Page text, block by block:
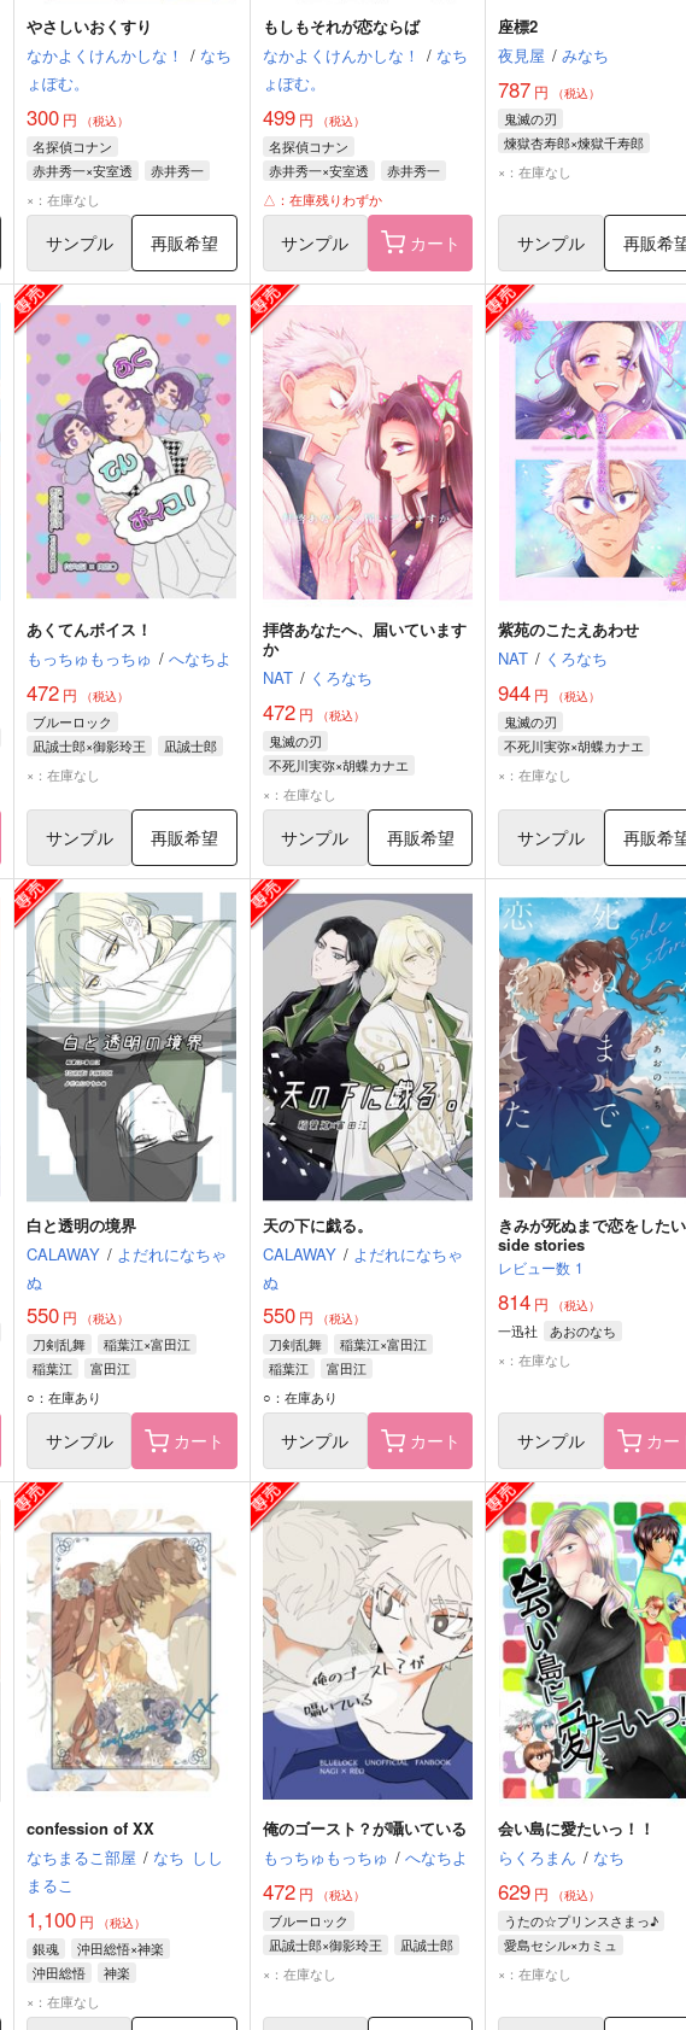
やさしいおくすり
なかよくけんかしな！ / なち
ょぽむ。
300円 （税込）
名探偵コナン
赤井秀一×安室透
赤井秀一
安室透
×：在庫なし
サンプル 再販希望
もしもそれが恋ならば
なかよくけんかしな！ / なち
ょぽむ。
499円 （税込）
名探偵コナン
赤井秀一×安室透
赤井秀一
安室透
△：在庫残りわずか
サンプル カート
座標2
夜見屋 / みなち
787 円 （税込）
鬼滅の刃
煉獄杏寿郎×煉獄千寿郎
煉獄杏寿郎
×：在庫なし
サンプル 再販希
あくてんボイス！
もっちゅもっちゅ / へなちよ
472円 （税込）
ブルーロック
凪誠士郎×御影玲王
凪誠士郎
御影玲王
×：在庫なし
サンプル 再販希望
拝啓あなたへ、届いています
か
NAT / くろなち
472円 （税込）
鬼滅の刃
不死川実弥×胡蝶カナエ
不死川実弥
×：在庫なし
サンプル 再販希望
紫苑のこたえあわせ
NAT / くろなち
944 円 （税込）
鬼滅の刃
不死川実弥×胡蝶カナエ
不死川実弥
×：在庫なし
サンプル 再販希
白と透明の境界
CALAWAY / よだれになちゃ
ぬ
550円 （税込）
刀剣乱舞
稲葉江×富田江
稲葉江
富田江
○：在庫あり
サンプル カート
天の下に戯る。
CALAWAY / よだれになちゃ
ぬ
550円 （税込）
刀剣乱舞
稲葉江×富田江
稲葉江
富田江
○：在庫あり
サンプル カート
きみが死ぬまで恋をしたい
side stories
レビュー数 1
814 円 （税込）
一迅社
あおのなち
×：在庫なし
サンプル カー
confession of XX
なちまるこ部屋 / なち しし
まるこ
1,100円 （税込）
銀魂
沖田総悟×神楽
沖田総悟
神楽
×：在庫なし
俺のゴースト？が囁いている
もっちゅもっちゅ / へなちよ
472円 （税込）
ブルーロック
凪誠士郎×御影玲王
凪誠士郎
御影玲王
×：在庫なし
会い島に愛たいっ！！
らくろまん / なち
629 円 （税込）
うたの☆プリンスさまっ♪
愛島セシル×カミュ
×：在庫なし